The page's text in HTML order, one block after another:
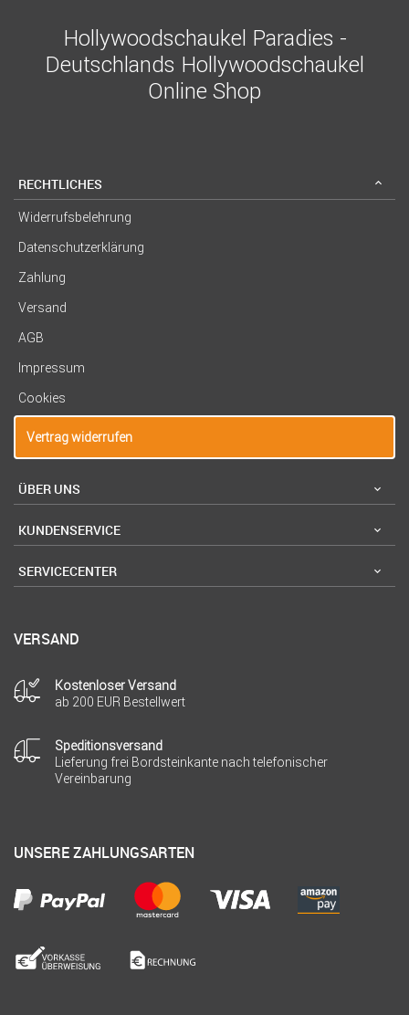
Hollywoodschaukel Paradies -
Deutschlands Hollywoodschaukel
Online Shop
RECHTLICHES
Widerrufsbelehrung
Datenschutzerklärung
Zahlung
Versand
AGB
Impressum
Cookies
Vertrag widerrufen
ÜBER UNS
KUNDENSERVICE
SERVICECENTER
VERSAND
Kostenloser Versand
ab 200 EUR Bestellwert
Speditionsversand
Lieferung frei Bordsteinkante nach telefonischer
Vereinbarung
UNSERE ZAHLUNGSARTEN